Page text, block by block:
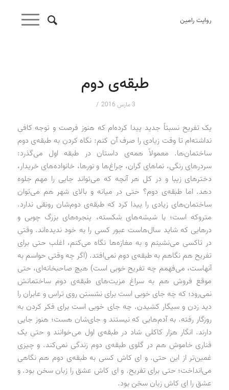
روایت رامین
طبقه‌ی دوم
3 مارس 2016 /
یک تفریح نسبتاً جدید پیدا کرده‌ام که هنوز فرصت و توجه کافی
نداشته‌ام تا وقت زیادی را صرف آن کنم: نگاه کردن به طبقه‌ی دوم
ساختمان‌ها. معمولاً همه‌ی داستان در طبقه اول می‌گذرد:
سردرهای رنگی، نماهای گران، چراغ‌ها و نورها، خانواده‌های خریدار،
دخترهای زیبا و در کل هر آنچه که می‌تواند جایی را مهم جلوه
دهد. اما طبقه‌ی دوم؟ حتی در میانه و بالای شهر هم می‌توان
ساختمان‌های زیادی را پیدا کرد که طبقه‌ی دوم‌شان رونقی ندارد.
متروکه است؛ با شیشه‌های شکسته، پنجره‌های بزرگ چوبی و
درهایی که شاید سال‌هاست عبور کسی را به خود ندیده‌اند. وقتی
در تاکسی می‌نشینم و به مغازه‌ها نگاه می‌کنم، اغلب حتی برای
تفریح هم نگاهم به طبقه‌ی دوم نمی‌افتد. (اگر چه وقتی حواسم به
آنهاست، می‌فهمم چه تفریح خوبی است) هیچ صاحبخانه‌ای، حتی
موقع فروش هم به سراغ مزیت‌های طبقه‌ی دوم ساختمانش
نمی‌رود؛ که چه جای خوبی است برای نشستن روی تراس و عابران را
دید زدن و سیگار کشیدن. چه جای خوبی است برای فکر کردن به
روزگار رفته. به آدم‌هایی که نیستند و جای‌شان هست؛ هنوز جایی
دارند. انگار هزار کاکلی شاد در طبقه‌ی اول می‌خوانند و حتی یک
قناری خاموش هم در گلوی طبقه‌ی دوم زندگی نمی‌کند. و چیزی
غمین‌تر از این حتی. و ای کاش کسی به طبقه‌ی دوم هم نگاهی
می‌انداخت؛ حتی برای تفریح. و ای کاش عشق را زبان سخن بود. و
عشق را ای کاش زبان سخن بود.